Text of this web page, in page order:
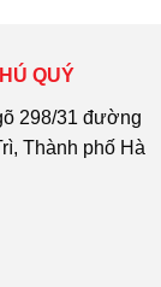
QUÝ
298/31 đường
Thành phố Hà